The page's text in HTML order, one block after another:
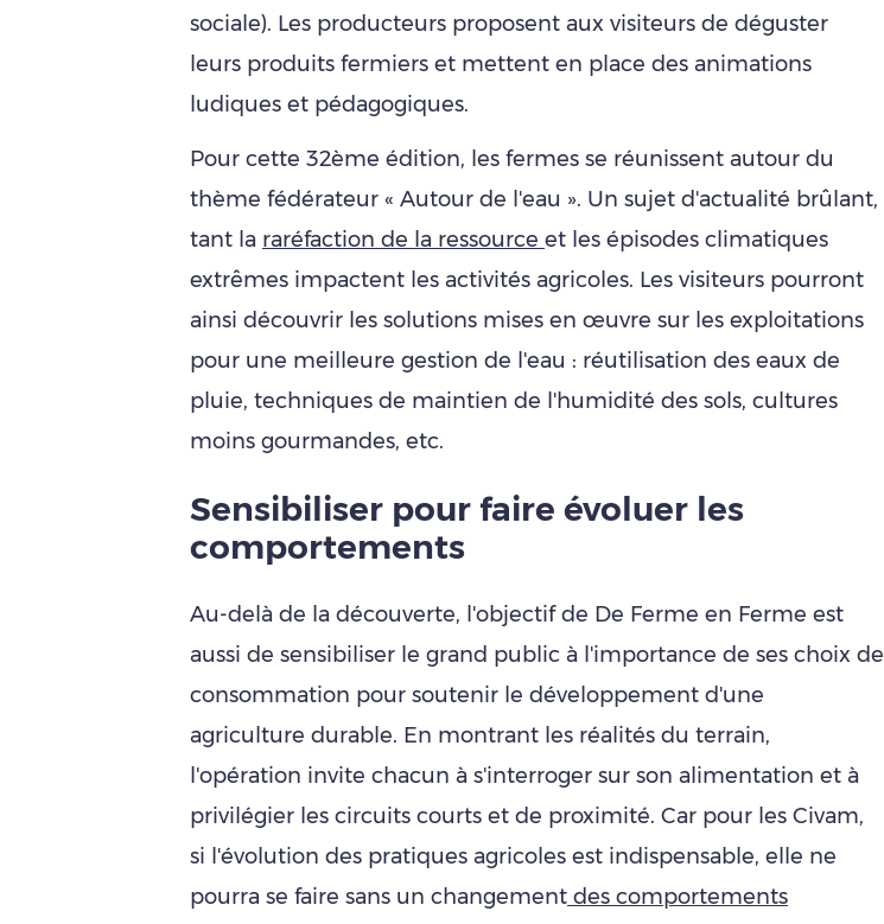
sociale). Les producteurs proposent aux visiteurs de déguster
leurs produits fermiers et mettent en place des animations
ludiques et pédagogiques.
Pour cette 32ème édition, les fermes se réunissent autour du
thème fédérateur « Autour de l'eau ». Un sujet d'actualité brûlant,
tant la raréfaction de la ressource et les épisodes climatiques
extrêmes impactent les activités agricoles. Les visiteurs pourront
ainsi découvrir les solutions mises en œuvre sur les exploitations
pour une meilleure gestion de l'eau : réutilisation des eaux de
pluie, techniques de maintien de l'humidité des sols, cultures
moins gourmandes, etc.
Sensibiliser pour faire évoluer les
comportements
Au-delà de la découverte, l'objectif de De Ferme en Ferme est
aussi de sensibiliser le grand public à l'importance de ses choix de
consommation pour soutenir le développement d'une
agriculture durable. En montrant les réalités du terrain,
l'opération invite chacun à s'interroger sur son alimentation et à
privilégier les circuits courts et de proximité. Car pour les Civam,
si l'évolution des pratiques agricoles est indispensable, elle ne
pourra se faire sans un changement des comportements